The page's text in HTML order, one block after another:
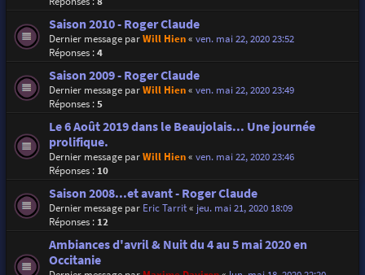
Saison 2010 - Roger Claude
Dernier message parWill Hien« ven. mai 22, 2020 23:52
Réponses :4
Saison 2009 - Roger Claude
Dernier message parWill Hien« ven. mai 22, 2020 23:49
Réponses :5
Le 6 Août 2019 dans le Beaujolais... Une journée
prolifique.
Dernier message parWill Hien« ven. mai 22, 2020 23:46
Réponses : 10
Saison 2008...et avant - Roger Claude
Dernier message par Eric Tarrit« jeu. mai 21, 2020 18:09
Réponses : 12
Ambiances d'avril & Nuit du 4 au 5 mai 2020 en
Occitanie